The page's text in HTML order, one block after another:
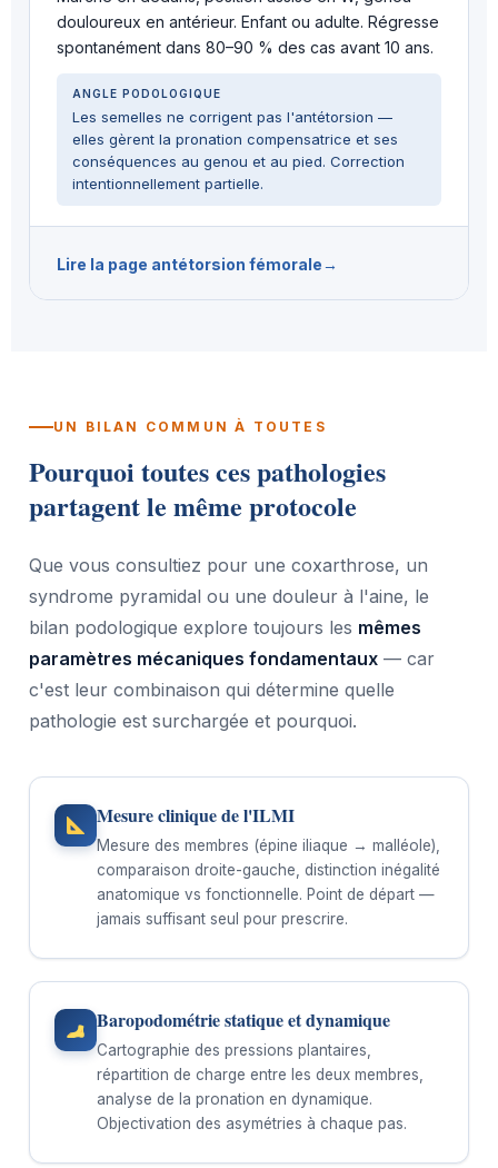
douloureux en antérieur. Enfant ou adulte. Régresse
spontanément dans 80–90 % des cas avant 10 ans.
ANGLE PODOLOGIQUE
Les semelles ne corrigent pas l'antétorsion —
elles gèrent la pronation compensatrice et ses
conséquences au genou et au pied. Correction
intentionnellement partielle.
Lire la page antétorsion fémorale
UN BILAN COMMUN À TOUTES
Pourquoi toutes ces pathologies
partagent le même protocole
Que vous consultiez pour une coxarthrose, un
syndrome pyramidal ou une douleur à l'aine, le
bilan podologique explore toujours les mêmes
paramètres mécaniques fondamentaux — car
c'est leur combinaison qui détermine quelle
pathologie est surchargée et pourquoi.
Mesure clinique de l'ILMI
Mesure des membres (épine iliaque → malléole),
comparaison droite-gauche, distinction inégalité
anatomique vs fonctionnelle. Point de départ —
jamais suffisant seul pour prescrire.
Baropodométrie statique et dynamique
Cartographie des pressions plantaires,
répartition de charge entre les deux membres,
analyse de la pronation en dynamique.
Objectivation des asymétries à chaque pas.